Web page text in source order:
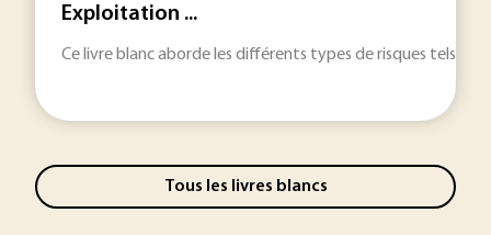
Exploitation ...
Ce livre blanc aborde les différents types de risques tels
Tous les livres blancs